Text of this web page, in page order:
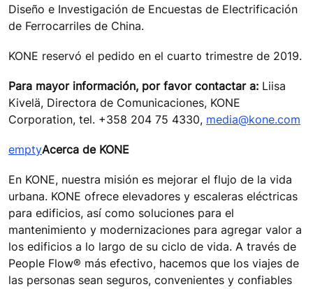
Diseño e Investigación de Encuestas de Electrificación
de Ferrocarriles de China.
KONE reservó el pedido en el cuarto trimestre de 2019.
Para mayor información, por favor contactar a: Liisa
Kivelä, Directora de Comunicaciones, KONE
Corporation, tel. +358 204 75 4330, media@kone.com
emptyAcerca de KONE
En KONE, nuestra misión es mejorar el flujo de la vida
urbana. KONE ofrece elevadores y escaleras eléctricas
para edificios, así como soluciones para el
mantenimiento y modernizaciones para agregar valor a
los edificios a lo largo de su ciclo de vida. A través de
People Flow® más efectivo, hacemos que los viajes de
las personas sean seguros, convenientes y confiables